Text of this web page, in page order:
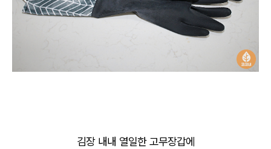
김장 내내 열일한 고무장갑에